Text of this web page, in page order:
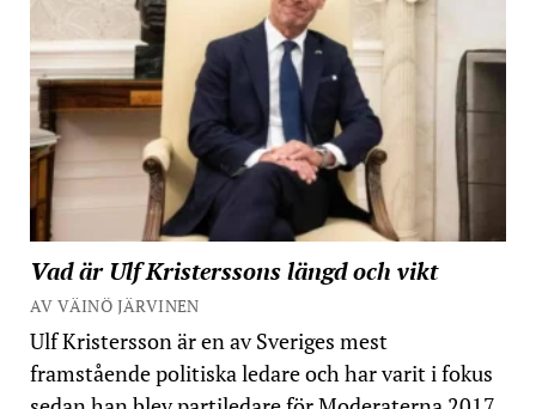
Vad är Ulf Kristerssons längd och vikt
AV VÄINÖ JÄRVINEN
Ulf Kristersson är en av Sveriges mest
framstående politiska ledare och har varit i fokus